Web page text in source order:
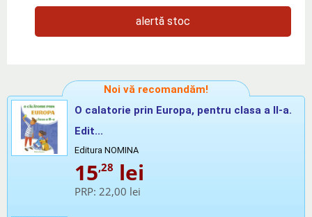
alertă stoc
Noi vă recomandăm!
O calatorie prin Europa, pentru clasa a II-a.
Edit...
Editura NOMINA
15,28 lei
PRP: 22,00 lei